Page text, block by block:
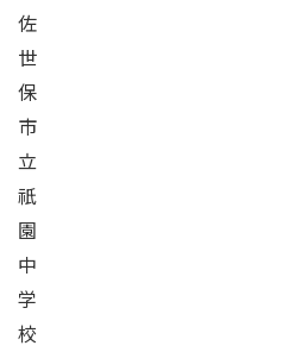
佐
世
保
市
立
祇
園
中
学
校